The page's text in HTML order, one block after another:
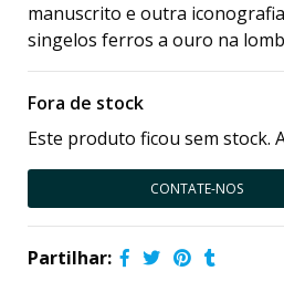
manuscrito e outra
singelos ferros a ouro na
Fora de stock
Este produto ficou sem stock.
CONTATE-NOS
Partilhar: